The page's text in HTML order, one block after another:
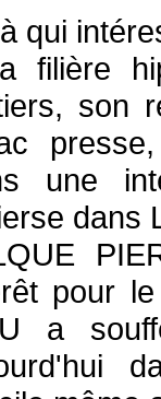
qui
filière
son
une
dans
pour
a